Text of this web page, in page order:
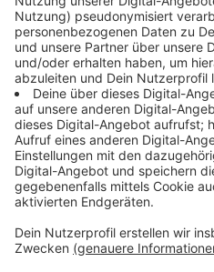
Zeugenhinweise. Sie hat
Am frühen Abend war der
Heute morgen dann nicht
Donnerstagabend 18.30 Uhr
Uhr muss es passiert sein.
Polizei in Coesfeld unter
Anzeige